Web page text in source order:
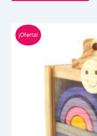
¡Oferta!
S/ 220.00.
precio
es:
S/